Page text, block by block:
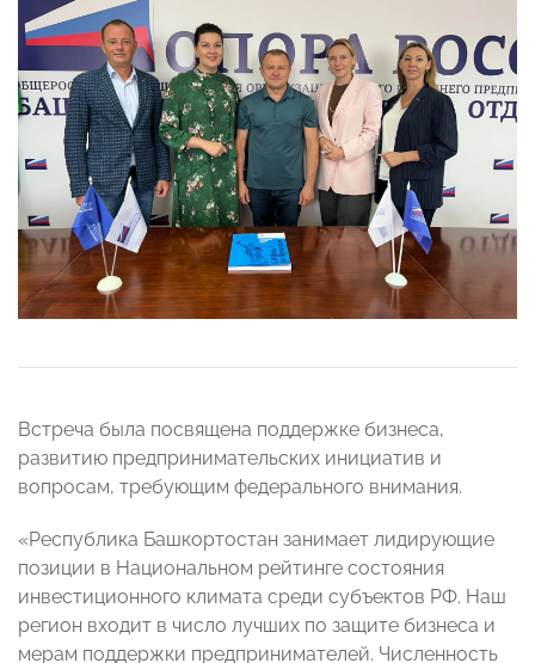
Встреча была посвящена поддержке бизнеса,
развитию предпринимательских инициатив и
вопросам, требующим федерального внимания.
«Республика Башкортостан занимает лидирующие
позиции в Национальном рейтинге состояния
инвестиционного климата среди субъектов РФ. Наш
регион входит в число лучших по защите бизнеса и
мерам поддержки предпринимателей. Численность